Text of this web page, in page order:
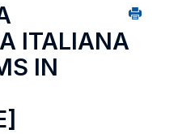
ITALIANA
IN